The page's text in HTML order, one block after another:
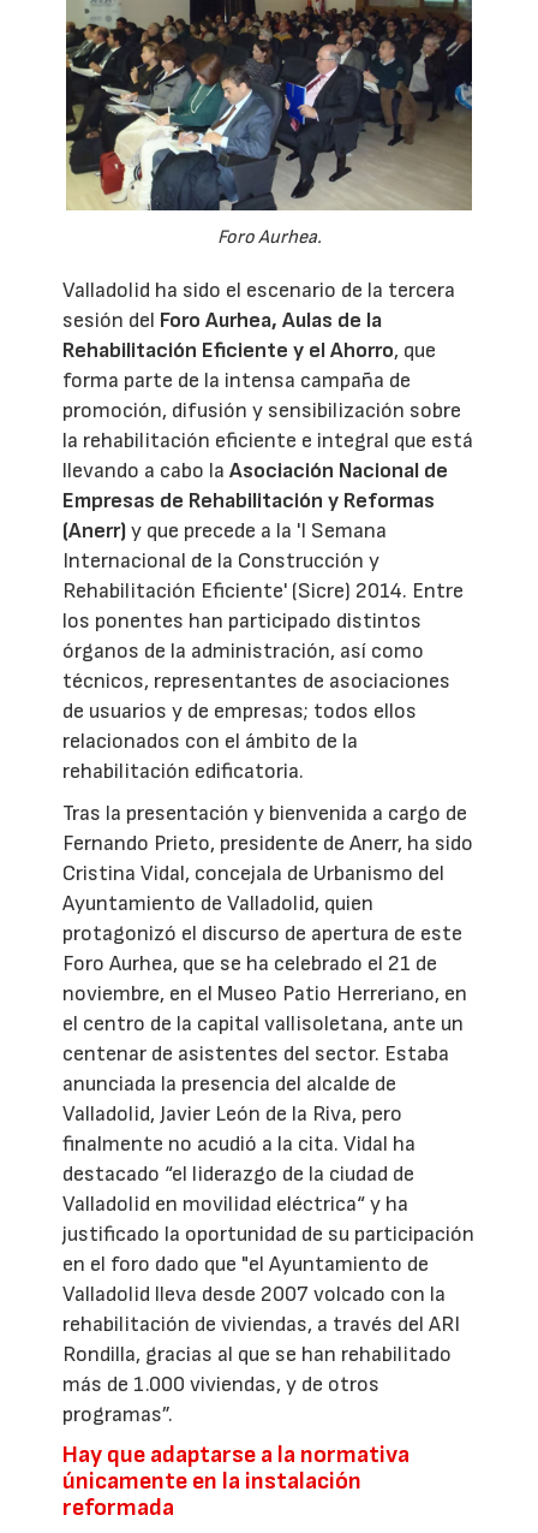
Foro Aurhea.
Valladolid ha sido el escenario de la tercera
sesión del Foro Aurhea, Aulas de la
Rehabilitación Eficiente y el Ahorro, que
forma parte de la intensa campaña de
promoción, difusión y sensibilización sobre
la rehabilitación eficiente e integral que está
llevando a cabo laAsociación Nacional de
Empresas de Rehabilitación y Reformas
(Anerr)y que precede a la 'I Semana
Internacional de la Construcción y
Rehabilitación Eficiente' (Sicre) 2014. Entre
los ponentes han participado distintos
órganos de la administración, así como
técnicos, representantes de asociaciones
de usuarios y de empresas; todos ellos
relacionados con el ámbito de la
rehabilitación edificatoria.
Tras la presentación y bienvenida a cargo de
Fernando Prieto, presidente de Anerr, ha sido
Cristina Vidal, concejala de Urbanismo del
Ayuntamiento de Valladolid, quien
protagonizó el discurso de apertura de este
Foro Aurhea, que se ha celebrado el 21 de
noviembre, en el Museo Patio Herreriano, en
el centro de la capital vallisoletana, ante un
centenar de asistentes del sector. Estaba
anunciada la presencia del alcalde de
Valladolid, Javier León de la Riva, pero
finalmente no acudió a la cita. Vidal ha
destacado “el liderazgo de la ciudad de
Valladolid en movilidad eléctrica“ y ha
justificado la oportunidad de su participación
en el foro dado que "el Ayuntamiento de
Valladolid lleva desde 2007 volcado con la
rehabilitación de viviendas, a través del ARI
Rondilla, gracias al que se han rehabilitado
más de 1.000 viviendas, y de otros
programas”.
Hay que adaptarse a la normativa
únicamente en la instalación
reformada